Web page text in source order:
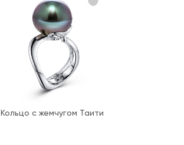
Кольцо с жемчугом Таити